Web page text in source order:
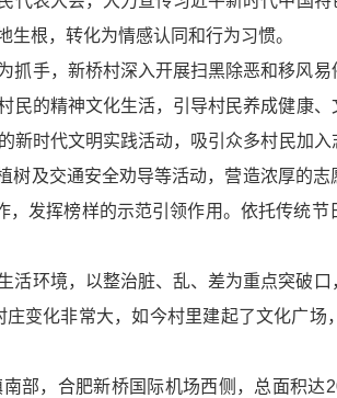
根，转化为情感认同和行为习惯。
抓手，新桥村深入开展扫黑除恶和移风
民的精神文化生活，引导村民养成健康
新时代文明实践活动，吸引众多村民加
树及交通安全劝导等活动，营造浓厚的
，发挥榜样的示范引领作用。依托传统
活环境，以整治脏、乱、差为重点突破
变化非常大，如今村里建起了文化广
部，合肥新桥国际机场西侧，总面积